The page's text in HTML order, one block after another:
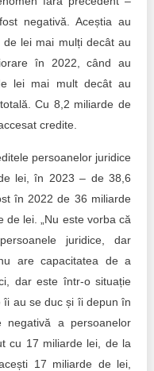
negativă. Aceștia au
lei mai mulți decât au
în 2022, când au
lei mai mult decât au
Cu 8,2 miliarde de
credite.
persoanelor juridice
lei, în 2023 – de 38,6
în 2022 de 36 miliarde
lei. „Nu este vorba că
juridice, dar
are capacitatea de a
dar este într-o situație
îi au se duc și îi depun în
a persoanelor
cu 17 miliarde lei, de la
17 miliarde de lei,